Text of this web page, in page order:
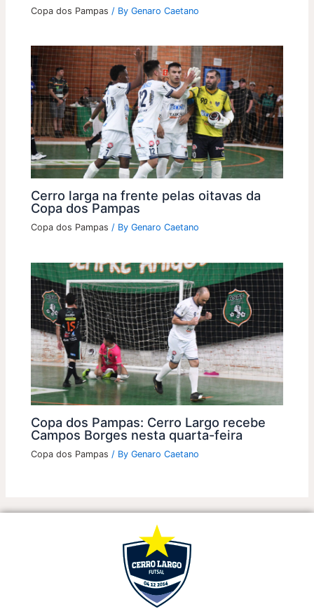
Copa dos Pampas / ByGenaro Caetano
Cerro larga na frente pelas oitavas da
Copa dos Pampas
Copa dos Pampas / ByGenaro Caetano
Copa dos Pampas: Cerro Largo recebe
Campos Borges nesta quarta-feira
Copa dos Pampas / ByGenaro Caetano